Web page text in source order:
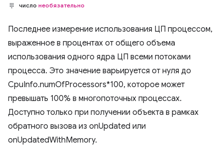
число необязательно
Последнее измерение использования ЦП процессом,
выраженное в процентах от общего объема
использования одного ядра ЦП всеми потоками
процесса. Это значение варьируется от нуля до
CpuInfo.numOfProcessors*100, которое может
превышать 100% в многопоточных процессах.
Доступно только при получении объекта в рамках
обратного вызова из onUpdated или
onUpdatedWithMemory.